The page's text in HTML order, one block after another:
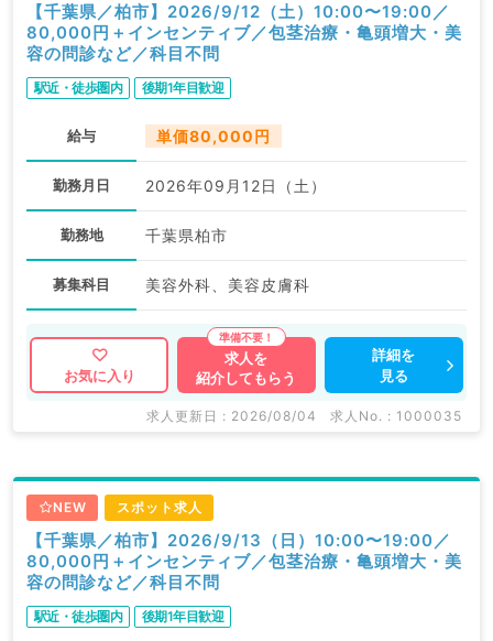
【千葉県／柏市】2026/9/12（土）10:00〜19:00／
80,000円＋インセンティブ／包茎治療・亀頭増大・美
容の問診など／科目不問
駅近・徒歩圏内 後期1年目歓迎
給与 単価80,000円
勤務月日 2026年09月12日（土）
勤務地 千葉県柏市
募集科目 美容外科、美容皮膚科
お気に入り
求人を
紹介してもらう
詳細を
見る
求人更新日 : 2026/08/04 求人No. : 1000035
NEW スポット求人
【千葉県／柏市】2026/9/13（日）10:00〜19:00／
80,000円＋インセンティブ／包茎治療・亀頭増大・美
容の問診など／科目不問
駅近・徒歩圏内 後期1年目歓迎